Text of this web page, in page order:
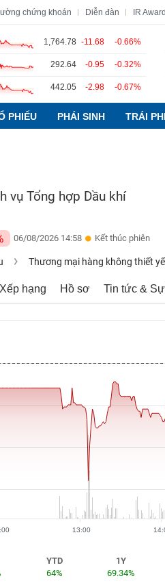
chứng khoán Diễn đàn IR
1,764.78 -11.68 -0.66%
292.64 -0.95 -0.32%
442.05 -2.98 -0.67%
PHIẾU PHÁI SINH TRÁI
vụ Tổng hợp Dầu khí
06/08/2026 14:58 Kết thúc phiên
Thương mại hàng không thiết
Xếp hạng Hồ sơ Tin tức &
13:00
YTD
64%
1Y
69.34%
Lãnh đạo Báo cáo